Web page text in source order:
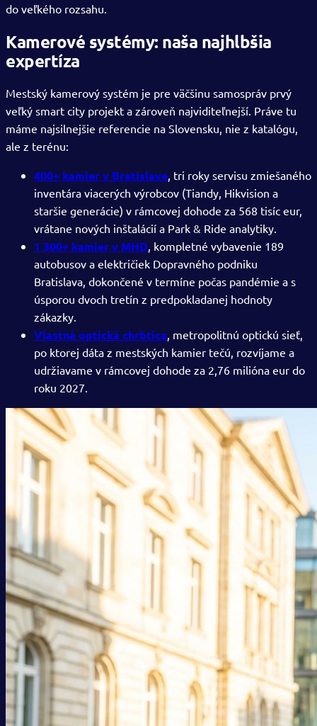
do veľkého rozsahu.
Kamerové systémy: naša najhlbšia
expertíza
Mestský kamerový systém je pre väčšinu samospráv prvý
veľký smart city projekt a zároveň najviditeľnejší. Práve tu
máme najsilnejšie referencie na Slovensku, nie z katalógu,
ale z terénu:
400+ kamier v Bratislave, tri roky servisu zmiešaného
inventára viacerých výrobcov (Tiandy, Hikvision a
staršie generácie) v rámcovej dohode za 568 tisíc eur,
vrátane nových inštalácií a Park & Ride analytiky.
1 300+ kamier v MHD, kompletné vybavenie 189
autobusov a električiek Dopravného podniku
Bratislava, dokončené v termíne počas pandémie a s
úsporou dvoch tretín z predpokladanej hodnoty
zákazky.
Vlastná optická chrbtica, metropolitnú optickú sieť,
po ktorej dáta z mestských kamier tečú, rozvíjame a
udržiavame v rámcovej dohode za 2,76 milióna eur do
roku 2027.